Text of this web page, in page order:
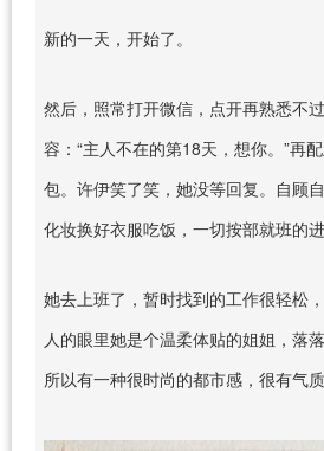
新的一天，开始了。
然后，照常打开微信，点开再熟悉不
容：“主人不在的第18天，想你。”再
包。许伊笑了笑，她没等回复。自顾
化妆换好衣服吃饭，一切按部就班的进
她去上班了，暂时找到的工作很轻松
人的眼里她是个温柔体贴的姐姐，落
所以有一种很时尚的都市感，很有气质